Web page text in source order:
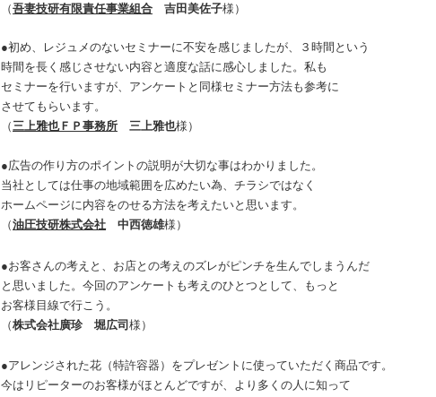
（吾妻技研有限責任事業組合 吉田美佐子様）
●初め、レジュメのないセミナーに不安を感じましたが、３時間という
時間を長く感じさせない内容と適度な話に感心しました。私も
セミナーを行いますが、アンケートと同様セミナー方法も参考に
させてもらいます。
（三上雅也ＦＰ事務所 三上雅也様）
●広告の作り方のポイントの説明が大切な事はわかりました。
当社としては仕事の地域範囲を広めたい為、チラシではなく
ホームページに内容をのせる方法を考えたいと思います。
（油圧技研株式会社 中西徳雄様）
●お客さんの考えと、お店との考えのズレがピンチを生んでしまうんだ
と思いました。今回のアンケートも考えのひとつとして、もっと
お客様目線で行こう。
（株式会社廣珍 堀広司様）
●アレンジされた花（特許容器）をプレゼントに使っていただく商品です。
今はリピーターのお客様がほとんどですが、より多くの人に知って